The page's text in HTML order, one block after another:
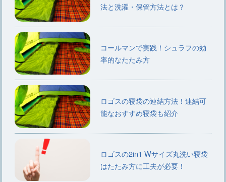
法と洗濯・保管方法とは？
コールマンで実践！シュラフの効
率的なたたみ方
ロゴスの寝袋の連結方法！連結可
能なおすすめ寝袋も紹介
ロゴスの2in1 Wサイズ丸洗い寝袋
はたたみ方に工夫が必要！